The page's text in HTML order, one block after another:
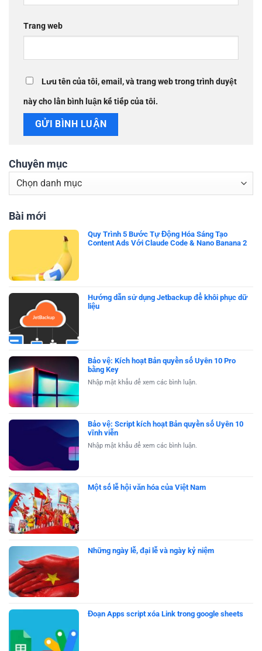
Trang web
Lưu tên của tôi, email, và trang web trong trình duyệt
này cho lần bình luận kế tiếp của tôi.
Chuyên mục
Chuyên
Bài mới
Quy Trình 5 Bước Tự Động Hóa Sáng Tạo
Content Ads Với Claude Code & Nano Banana 2
Hướng dẫn sử dụng Jetbackup để khôi phục dữ
liệu
Bảo vệ: Kích hoạt Bản quyền số Uyên 10 Pro
bằng Key
Nhập mật khẩu để xem các bình luận.
Bảo vệ: Script kích hoạt Bản quyền số Uyên 10
vĩnh viễn
Nhập mật khẩu để xem các bình luận.
Một số lễ hội văn hóa của Việt Nam
Những ngày lễ, đại lễ và ngày kỷ niệm
Đoạn Apps script xóa Link trong google sheets